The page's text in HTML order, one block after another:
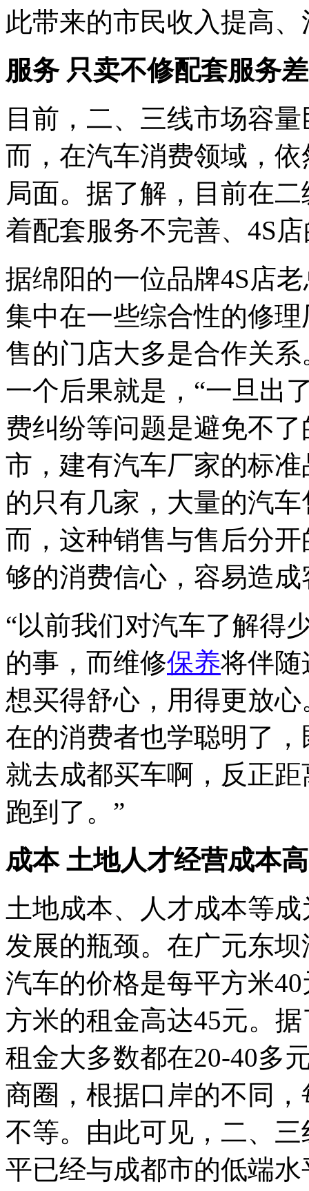
此带来的市民收入提高
服务只卖不修配套服务差
目前，二、三线市场容
而，在汽车消费领域，
局面。据了解，目前在
着配套服务不完善、4S
据绵阳的一位品牌4S店
集中在一些综合性的修
售的门店大多是合作关
一个后果就是，“一旦出
费纠纷等问题是避免不
市，建有汽车厂家的标
的只有几家，大量的汽
而，这种销售与售后分
够的消费信心，容易造
“以前我们对汽车了解得
的事，而维修保养将伴随
想买得舒心，用得更放
在的消费者也学聪明了
就去成都买车啊，反正
跑到了。”
成本土地人才经营成本高
土地成本、人才成本等
发展的瓶颈。在广元东
汽车的价格是每平方米
方米的租金高达45元。
租金大多数都在20-40多
商圈，根据口岸的不同
不等。由此可见，二、
平已经与成都市的低端